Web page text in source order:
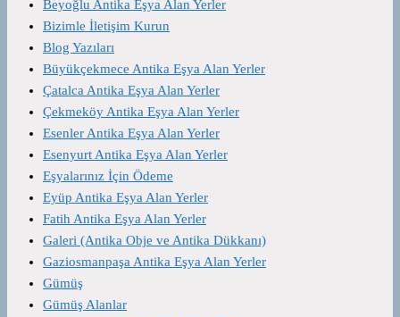
Beyoğlu Antika Eşya Alan Yerler
Bizimle İletişim Kurun
Blog Yazıları
Büyükçekmece Antika Eşya Alan Yerler
Çatalca Antika Eşya Alan Yerler
Çekmeköy Antika Eşya Alan Yerler
Esenler Antika Eşya Alan Yerler
Esenyurt Antika Eşya Alan Yerler
Eşyalarınız İçin Ödeme
Eyüp Antika Eşya Alan Yerler
Fatih Antika Eşya Alan Yerler
Galeri (Antika Obje ve Antika Dükkanı)
Gaziosmanpaşa Antika Eşya Alan Yerler
Gümüş
Gümüş Alanlar